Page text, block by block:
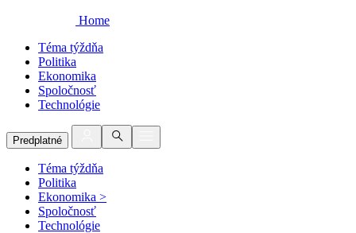
Home
Téma týždňa
Politika
Ekonomika
Spoločnosť
Technológie
Predplatné
Téma týždňa
Politika
Ekonomika >
Spoločnosť
Technológie